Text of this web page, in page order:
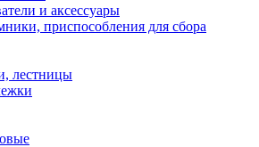
и аксессуары
приспособления для сбора
лестницы